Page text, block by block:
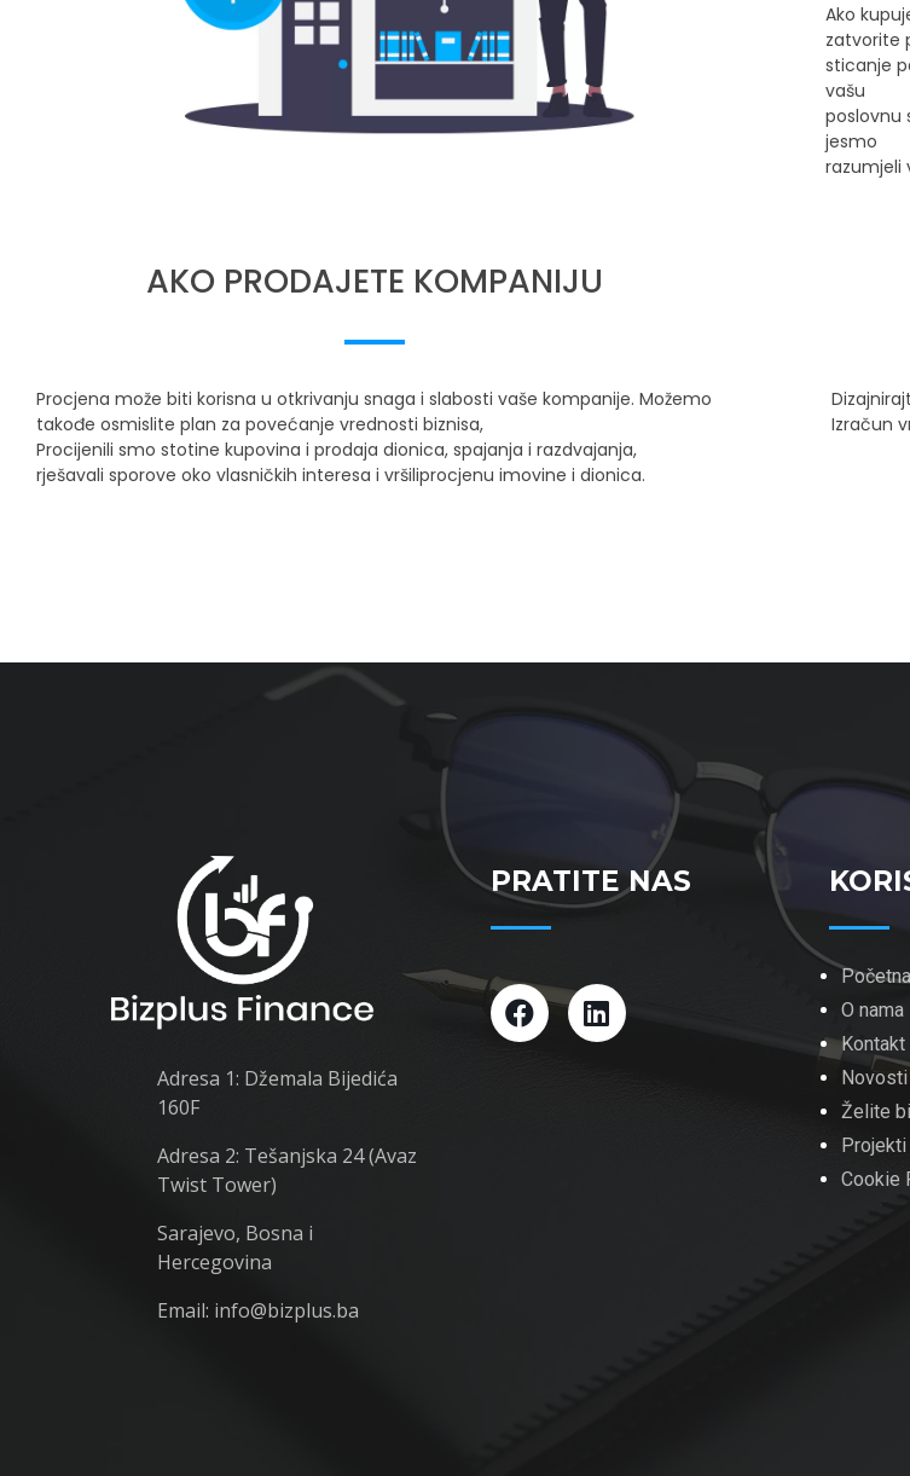
Ako
zatvorite
sticanje
vašu
poslovnu
jesmo
razumjeli
AKO PRODAJETE KOMPANIJU
Procjena može biti korisna u otkrivanju snaga i slabosti vaše kompanije. Možemo
takođe osmislite plan za povećanje vrednosti biznisa,
Procijenili smo stotine kupovina i prodaja dionica, spajanja i razdvajanja,
rješavali sporove oko vlasničkih interesa i vršiliprocjenu imovine i dionica.
Izračun
Adresa 1: Džemala Bijedića
160F
Adresa 2: Tešanjska 24 (Avaz
Twist Tower)
Sarajevo, Bosna i
Hercegovina
Email: info@bizplus.ba
PRATITE NAS
Početna
O nama
Kontakt
Novosti
Želite
Projekti
Cookie